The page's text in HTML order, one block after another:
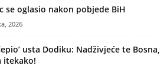
se oglasio nakon pobjede BiH
2026
usta Dodiku: Nadživjeće te Bosna,
itekako!